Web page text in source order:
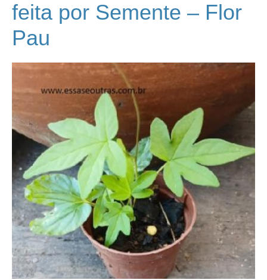
feita por Semente – Flor
Pau